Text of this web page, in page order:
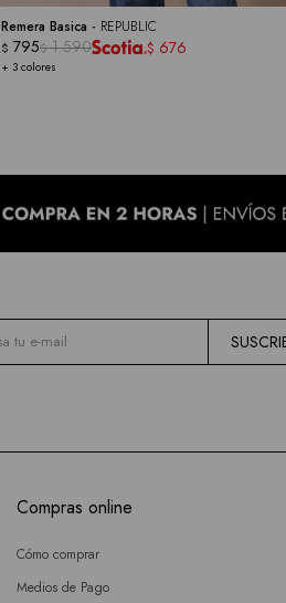
Remera Basica - REPUBLIC
+ 3 colores
$ 795$ 1.590 $ 676
Compras online
Cómo comprar
Medios de Pago